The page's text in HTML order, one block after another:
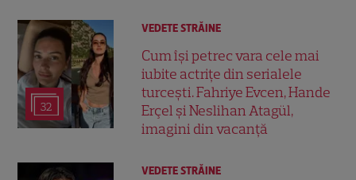
32
VEDETE STRĂINE
Cum își petrec vara cele mai
iubite actrițe din serialele
turcești. Fahriye Evcen, Hande
Erçel și Neslihan Atagül,
imagini din vacanță
VEDETE STRĂINE